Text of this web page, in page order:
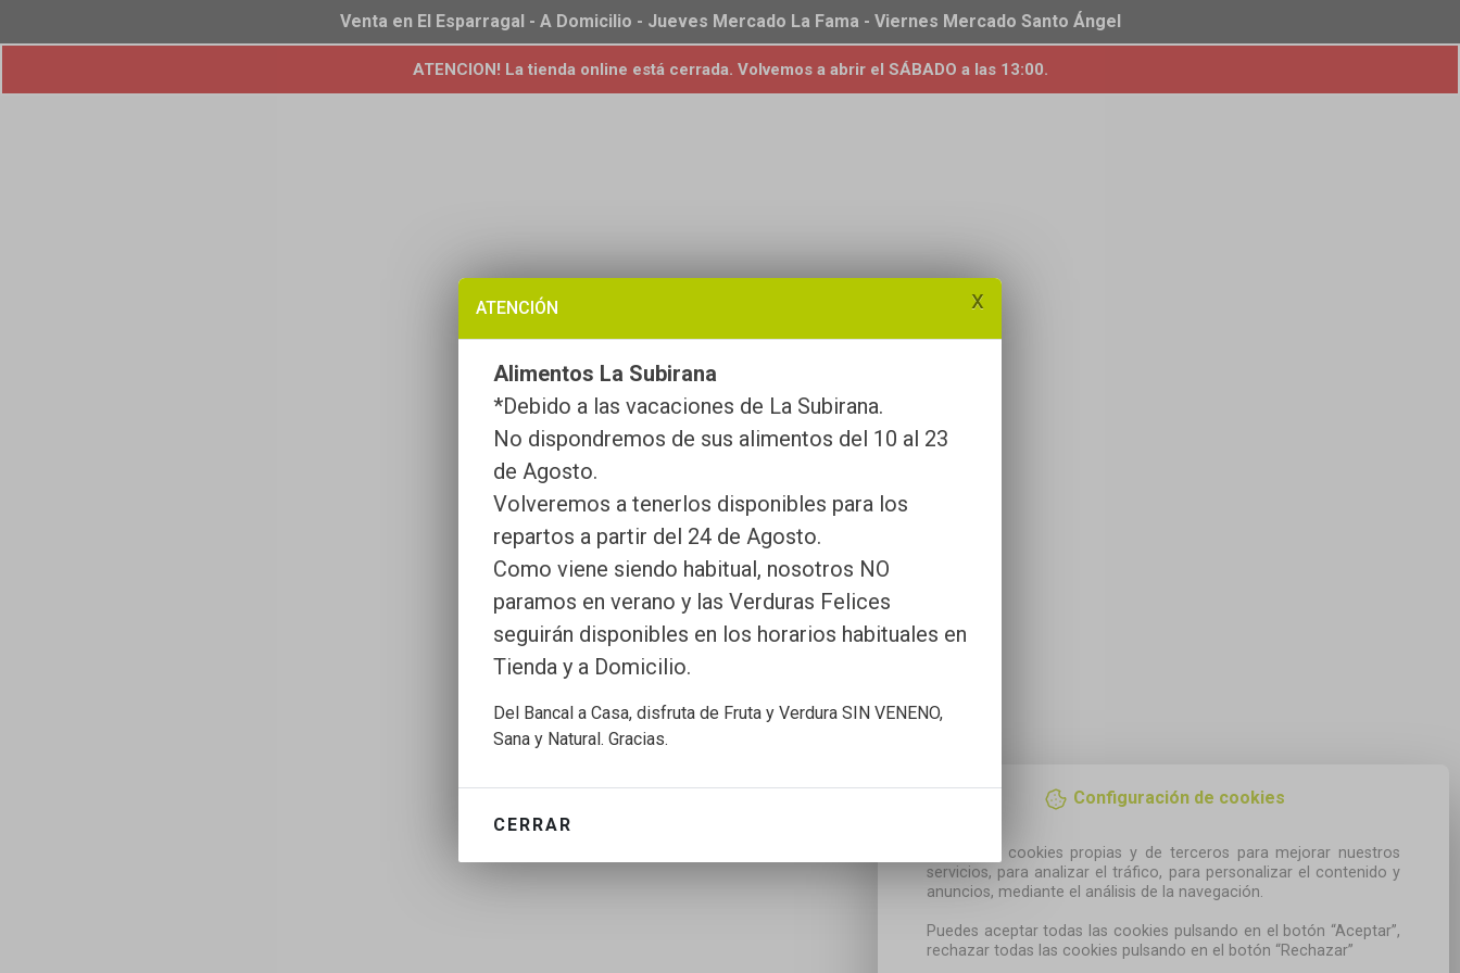
Configuración de cookies
Utilizamos cookies propias y de terceros para mejorar nuestros
servicios, para analizar el tráfico, para personalizar el contenido y
anuncios, mediante el análisis de la navegación.
Puedes aceptar todas las cookies pulsando en el botón “Aceptar”,
rechazar todas las cookies pulsando en el botón “Rechazar”
ATENCIÓN x
Alimentos La Subirana
*Debido a las vacaciones de La Subirana.
No dispondremos de sus alimentos del 10 al 23
de Agosto.
Volveremos a tenerlos disponibles para los
repartos a partir del 24 de Agosto.
Como viene siendo habitual, nosotros NO
paramos en verano y las Verduras Felices
seguirán disponibles en los horarios habituales en
Tienda y a Domicilio.
Del Bancal a Casa, disfruta de Fruta y Verdura SIN VENENO,
Sana y Natural. Gracias.
CERRAR
Venta en El Esparragal - A Domicilio - Jueves Mercado La Fama - Viernes Mercado Santo Ángel
ATENCION! La tienda online está cerrada. Volvemos a abrir el SÁBADO a las 13:00.